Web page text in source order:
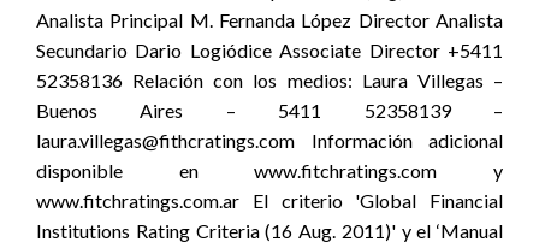
Analista Principal M. Fernanda López Director Analista
Secundario Dario Logiódice Associate Director +5411
52358136 Relación con los medios: Laura Villegas –
Buenos Aires – 5411 52358139 –
laura.villegas@fithcratings.com Información adicional
disponible en www.fitchratings.com y
www.fitchratings.com.ar El criterio 'Global Financial
Institutions Rating Criteria (16 Aug. 2011)' y el ‘Manual